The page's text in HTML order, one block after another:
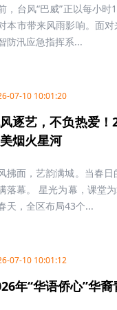
，台风“巴威”正以每小
本市带来风雨影响。面
防汛应急指挥系...
07-10 10:01:20
逐艺，不负热爱
烟火星河
拂面，艺韵满城。当春
落幕。 星光为幕，课堂
天，全区布局43个...
07-10 10:01:12
年“华语侨心”华